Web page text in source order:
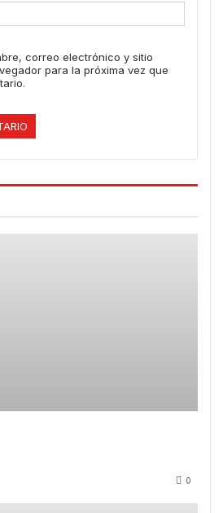
correo electrónico y sitio
para la próxima vez que
0